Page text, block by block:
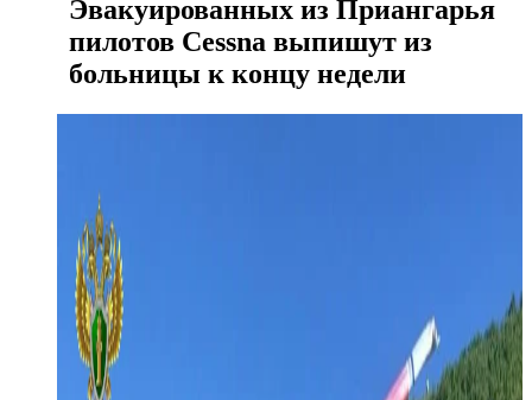
Эвакуированных из Приангарья
пилотов Cessna выпишут из
больницы к концу недели